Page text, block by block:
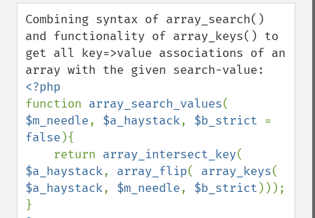
Combining syntax of array_search()
and functionality of array_keys() to
get all key=>value associations of an
function array_search_values
$m_needle, $a_haystack, $b_strict
false ){
    return
array_intersect_key
$a_haystack, array_flip( array_keys
$a_haystack, $m_needle, $b_strict )));